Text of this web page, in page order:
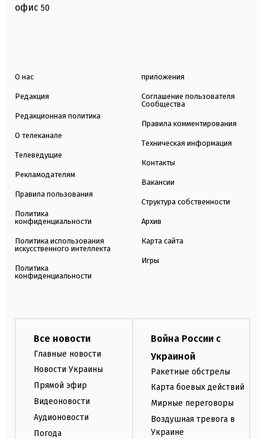
офис 50
О нас
Редакция
Редакционная политика
О телеканале
Телеведущие
Рекламодателям
Правила пользования
Политика
конфиденциальности
Политика использования
искусственного интеллекта
Политика
конфиденциальности
приложения
Соглашение пользователя
Сообщества
Правила комментирования
Техническая информация
Контакты
Вакансии
Структура собственности
Архив
Карта сайта
Игры
Все новости
Главные новости
Новости Украины
Прямой эфир
Видеоновости
Аудионовости
Погода
Война России с
Украиной
Ракетные обстрелы
Карта боевых действий
Мирные переговоры
Воздушная тревога в
Украине